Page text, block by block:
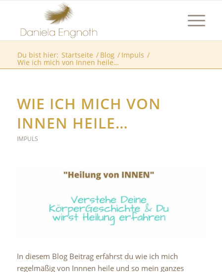
Du bist hier: Startseite / Blog / Impuls /
Wie ich mich von Innen heile…
WIE ICH MICH VON
INNEN HEILE…
IMPULS
In diesem Blog Beitrag erfährst du wie ich mich
regelmäßig von Innnen heile und so mein ganzes